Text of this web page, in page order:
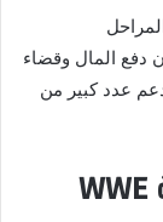
دفع المال وقضاء
عدد كبير من
أسئلة حول لعبة المصارعة WWE